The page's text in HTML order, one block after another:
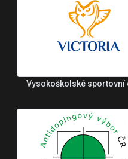
Vysokoškolské sportovní